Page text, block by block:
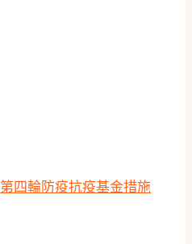
第四輪防疫抗疫基金措施